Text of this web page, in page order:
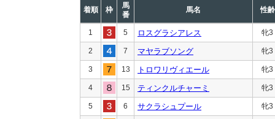
着順 枠
馬
番
馬名 性齢
1 5 ロスグラシアレス 牝3
2 7 マヤラブソング 牝3
3 13 トロワリヴィエール 牝3
4 15 ティンクルチャーミ 牝3
5 6 サクラシュプール 牝3